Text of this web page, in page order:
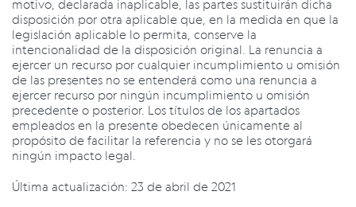
motivo, declarada inaplicable, las partes sustituirán dicha
disposición por otra aplicable que, en la medida en que la
legislación aplicable lo permita, conserve la
intencionalidad de la disposición original. La renuncia a
ejercer un recurso por cualquier incumplimiento u omisión
de las presentes no se entenderá como una renuncia a
ejercer recurso por ningún incumplimiento u omisión
precedente o posterior. Los títulos de los apartados
empleados en la presente obedecen únicamente al
propósito de facilitar la referencia y no se les otorgará
ningún impacto legal.
Última actualización: 23 de abril de 2021